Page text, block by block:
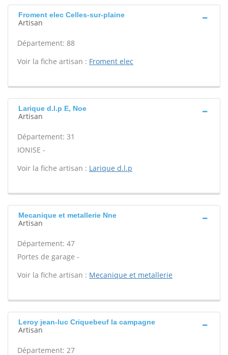
Froment elec Celles-sur-plaine
Artisan
Département: 88
Voir la fiche artisan : Froment elec
Larique d.l.p E, Noe
Artisan
Département: 31
IONISE -
Voir la fiche artisan : Larique d.l.p
Mecanique et metallerie Nne
Artisan
Département: 47
Portes de garage -
Voir la fiche artisan : Mecanique et metallerie
Leroy jean-luc Criquebeuf la campagne
Artisan
Département: 27